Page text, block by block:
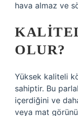
hava almaz ve
OLUR?
Yüksek kaliteli
sahiptir. Bu
içerdiğini ve
veya mat